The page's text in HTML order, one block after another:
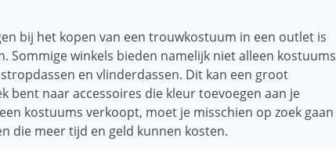
bij het kopen van een trouwkostuum in een outlet is
Sommige winkels bieden namelijk niet alleen kostuums
en vlinderdassen. Dit kan een groot
bent naar accessoires die kleur toevoegen aan je
kostuums verkoopt, moet je misschien op zoek gaan
die meer tijd en geld kunnen kosten.